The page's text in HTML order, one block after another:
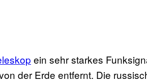
ein sehr starkes
der Erde entfernt. Die